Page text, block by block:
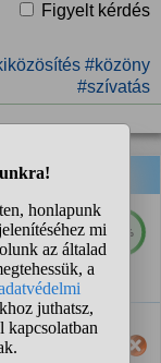
Figyelt kérdés
#közöny
#szívatás
81%
válasz?